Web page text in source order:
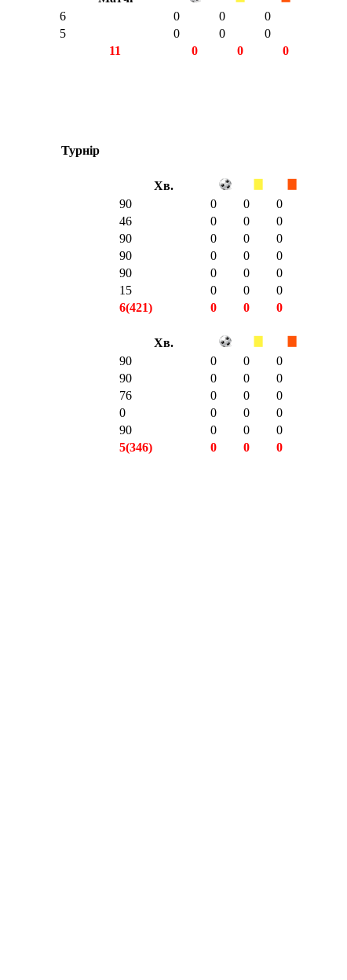
6 0 0
0
5 0 0
0
11 0 0 0
Турнір
Хв.
90 0 0
0
46 0 0
0
90 0 0
0
90 0 0
0
90 0 0
0
15 0 0
0
6(421) 0 0
0
Хв.
90 0 0
0
90 0 0
0
76 0 0
0
0 0 0
0
90 0 0
0
5(346) 0 0
0